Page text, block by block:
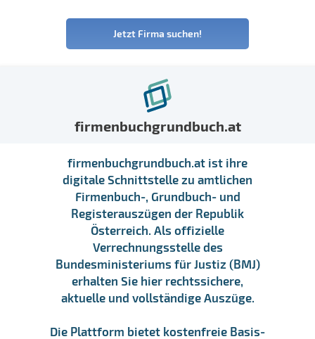
Jetzt Firma suchen!
firmenbuchgrundbuch.at
firmenbuchgrundbuch.at ist ihre
digitale Schnittstelle zu amtlichen
Firmenbuch-, Grundbuch- und
Registerauszügen der Republik
Österreich. Als offizielle
Verrechnungsstelle des
Bundesministeriums für Justiz (BMJ)
erhalten Sie hier rechtssichere,
aktuelle und vollständige Auszüge.
Die Plattform bietet kostenfreie Basis-